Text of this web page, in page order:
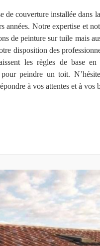
de couverture installée dans
années. Notre expertise et
de peinture sur tuile mais
disposition des
les règles de base en
peindre un toit.
à vos attentes et à vos